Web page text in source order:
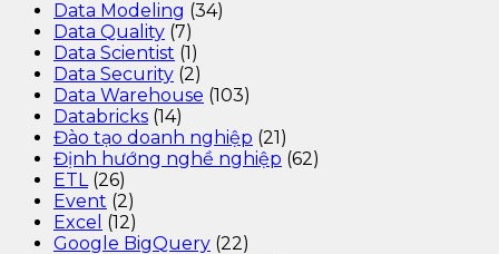
Data Modeling (34)
Data Quality (7)
Data Scientist (1)
Data Security (2)
Data Warehouse (103)
Databricks (14)
Đào tạo doanh nghiệp (21)
Định hướng nghề nghiệp (62)
ETL (26)
Event (2)
Excel (12)
Google BigQuery (22)